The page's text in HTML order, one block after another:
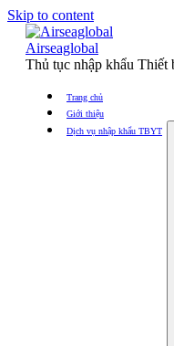
Skip to content
Airseaglobal
Thủ tục nhập khẩu Thiết
Trang chủ
Giới thiệu
Dịch vụ nhập khẩu TBYT